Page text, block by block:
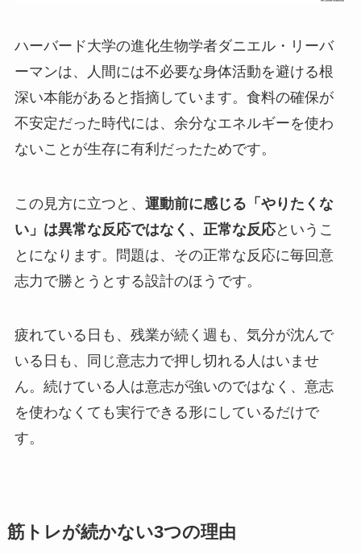
ハーバード大学の進化生物学者ダニエル・リーバ
ーマンは、人間には不必要な身体活動を避ける根
深い本能があると指摘しています。食料の確保が
不安定だった時代には、余分なエネルギーを使わ
ないことが生存に有利だったためです。
この見方に立つと、 運動前に感じる「やりたくな
い」は異常な反応ではなく、正常な反応というこ
とになります。問題は、その正常な反応に毎回意
志力で勝とうとする設計のほうです。
疲れている日も、残業が続く週も、気分が沈んで
いる日も、同じ意志力で押し切れる人はいませ
ん。続けている人は意志が強いのではなく、意志
を使わなくても実行できる形にしているだけで
す。
筋トレが続かない3つの理由